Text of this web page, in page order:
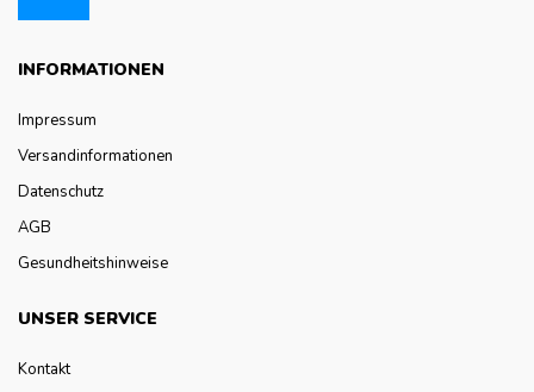
INFORMATIONEN
Impressum
Versandinformationen
Datenschutz
AGB
Gesundheitshinweise
UNSER SERVICE
Kontakt